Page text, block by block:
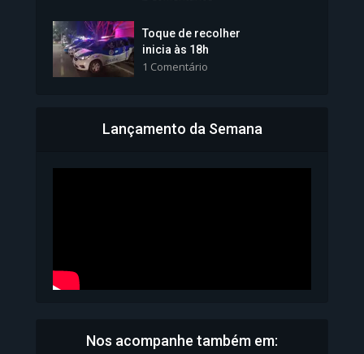
Bahia inicia emissão da
Toque de recolher
inicia às 18h
1 Comentário
Lançamento da Semana
Nos acompanhe também em: